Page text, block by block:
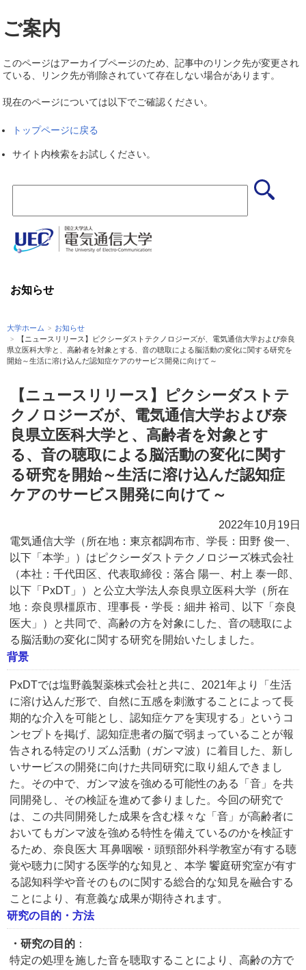
ご案内
このページはアーカイブページのため、記事中のリンク先が変更され
ている、リンク先が削除されていて存在しない場合があります。
現在のページについては以下でご確認ください。
トップページに戻る
サイト内検索をお試しください。
大学ホーム
お知らせ
【ニュースリリース】ピクシーダストテクノロジーズが、電気通信大学および奈良
県立医科大学と、高齢者を対象とする、音の聴取による脳活動の変化に関する研究を
開始～生活に溶け込んだ認知症ケアのサービス開発に向けて～
お知らせ
【ニュースリリース】ピクシーダストテ
クノロジーズが、電気通信大学および奈
良県立医科大学と、高齢者を対象とす
る、音の聴取による脳活動の変化に関す
る研究を開始～生活に溶け込んだ認知症
ケアのサービス開発に向けて～
2022年10月19日
電気通信大学（所在地：東京都調布市、学長：田野 俊一、
以下「本学」）はピクシーダストテクノロジーズ株式会社
（本社：千代田区、代表取締役：落合 陽一、村上 泰一郎、
以下「PxDT」）と公立大学法人奈良県立医科大学（所在
地：奈良県橿原市、理事長・学長：細井 裕司、以下「奈良
医大」）と共同で、高齢の方を対象にした、音の聴取によ
る脳活動の変化に関する研究を開始いたしました。
背景
PxDTでは塩野義製薬株式会社と共に、2021年より「生活
に溶け込んだ形で、自然に五感を刺激することによって長
期的な介入を可能とし、認知症ケアを実現する」というコ
ンセプトを掲げ、認知症患者の脳で弱まっていることが報
告される特定のリズム活動（ガンマ波）に着目した、新し
いサービスの開発に向けた共同研究に取り組んできまし
た。その中で、ガンマ波を強める可能性のある「音」を共
同開発し、その検証を進めて参りました。今回の研究で
は、この共同開発した成果を含む様々な「音」が高齢者に
おいてもガンマ波を強める特性を備えているのかを検証す
るため、奈良医大 耳鼻咽喉・頭頸部外科学教室が有する聴
覚や聴力に関する医学的な知見と、本学 饗庭研究室が有す
る認知科学や音そのものに関する総合的な知見を融合する
ことにより、有意義な成果が期待されます。
研究の目的・方法
・研究の目的 ：
特定の処理を施した音を聴取することにより、高齢の方で